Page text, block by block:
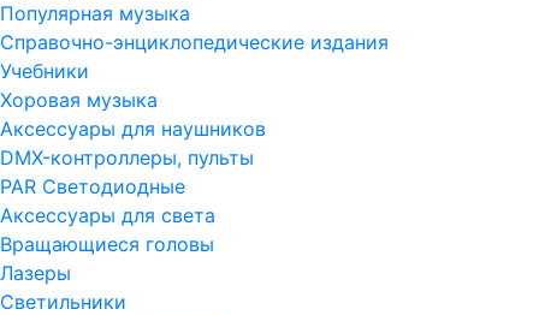
Популярная музыка
Справочно-энциклопедические издания
Учебники
Хоровая музыка
Аксессуары для наушников
DMX-контроллеры, пульты
PAR Светодиодные
Аксессуары для света
Вращающиеся головы
Лазеры
Светильники